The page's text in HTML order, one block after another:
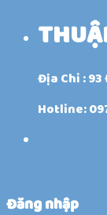
Địa Chỉ : 93
Hotline:
Đăng nhập